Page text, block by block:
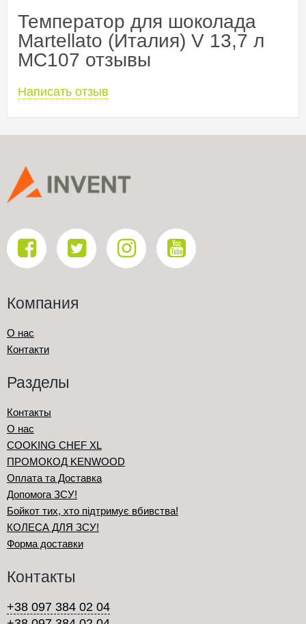
Температор для шоколада
Martellato (Италия) V 13,7 л
MC107 отзывы
Написать отзыв
Компания
О нас
Контакти
Разделы
Контакты
О нас
COOKING CHEF XL
ПРОМОКОД KENWOOD
Оплата та Доставка
Допомога ЗСУ!
Бойкот тих, хто підтримує вбивства!
КОЛЕСА ДЛЯ ЗСУ!
Форма доставки
Контакты
+38 097 384 02 04